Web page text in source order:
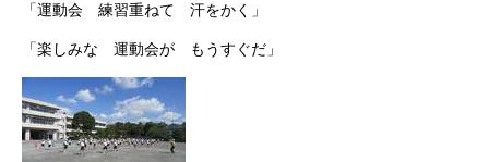
「運動会 練習重ねて 汗をかく」
「楽しみな 運動会が もうすぐだ」